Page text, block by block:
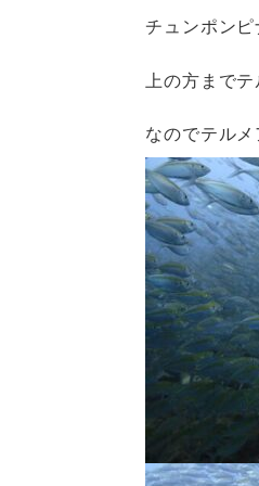
チュンポン
上の方まで
なのでテル